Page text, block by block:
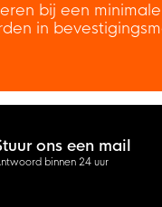
bij een minimale
in
ons een mail
binnen 24 uur